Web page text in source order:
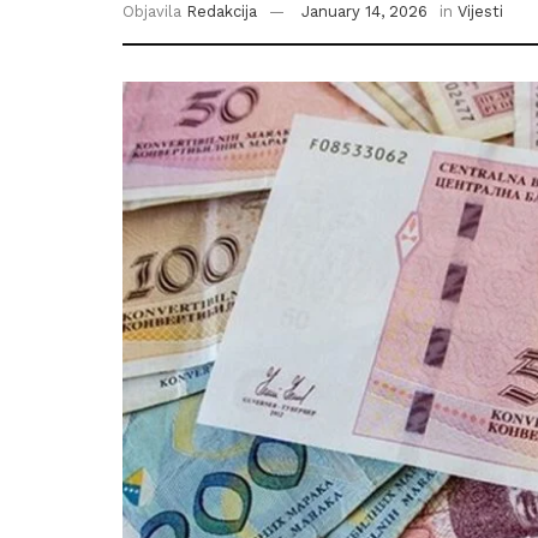
Objavila Redakcija January 14, 2026 in Vijesti